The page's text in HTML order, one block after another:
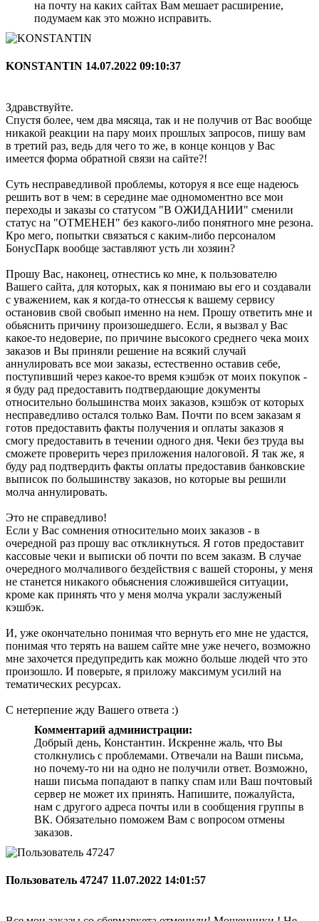
на почту на каких сайтах Вам мешает расширение,
подумаем как это можно исправить.
KONSTANTIN 14.07.2022 09:10:37
Здравствуйте.
Спустя более, чем два мясяца, так и не получив от Вас вообще
никакой реакции на пару моих прошлых запросов, пишу вам
в третий раз, ведь для чего то же, в конце концов у Вас
имеется форма обратной связи на сайте?!
Суть несправедливой проблемы, которуя я все еще надеюсь
решить вот в чем: в середине мае одномоментно все мои
переходы и заказы со статусом "В ОЖИДАНИИ" сменили
статус на "ОТМЕНЕН" без какого-либо понятного мне резона.
Кро мего, попытки связаться с каким-либо персоналом
БонусПарк вообще заставляют усть ли хозяин?
Прошу Вас, наконец, отнестись ко мне, к пользователю
Вашего сайта, для которых, как я понимаю вы его и создавали
с уважением, как я когда-то отнессья к вашему сервису
остановив свой свобып именно на нем. Прошу ответить мне и
обьяснить причину произошедшего. Если, я вызвал у Вас
какое-то недоверие, по причине высокого среднего чека моих
заказов и Вы приняли решение на всякий случай
аннулировать все мои заказы, естественно оставив себе,
поступивший через какое-то время кэшбэк от моих покупок -
я буду рад предоставить подтвердающие документы
относительно большинства моих заказов, кэшбэк от которых
несправедливо остался только Вам. Почти по всем заказам я
готов предоставить факты получения и оплаты заказов я
смогу предоставить в течении одного дня. Чеки без труда вы
сможете проверить через приложения налоговой. Я так же, я
буду рад подтвердить факты оплаты предоставив банковские
выписок по большинству заказов, но которые вы решили
молча аннулировать.
Это не справедливо!
Если у Вас сомнения относительно моих заказов - в
очередной раз прошу вас откликнуться. Я готов предоставит
кассовые чеки и выписки об почти по всем заказм. В случае
очередного молчаливого бездействия с вашей стороны, у меня
не станется никакого обьяснения сложившейся ситуации,
кроме как принять что у меня молча украли заслуженый
кэшбэк.
И, уже окончательно понимая что вернуть его мне не удастся,
понимая что терять на вашем сайте мне уже нечего, возможно
мне захочется предупредить как можно больше людей что это
произошло. И поверьте, я приложу максимум усилий на
тематических ресурсах.
С нетерпение жду Вашего ответа :)
Комментарий администрации:
Добрый день, Константин. Искренне жаль, что Вы
столкнулись с проблемами. Отвечали на Ваши письма,
но почему-то ни на одно не получили ответ. Возможно,
наши письма попадают в папку спам или Ваш почтовый
сервер не может их принять. Напишите, пожалуйста,
нам с другого адреса почты или в сообщения группы в
ВК. Обязательно поможем Вам с вопросом отмены
заказов.
Пользователь 47247 11.07.2022 14:01:57